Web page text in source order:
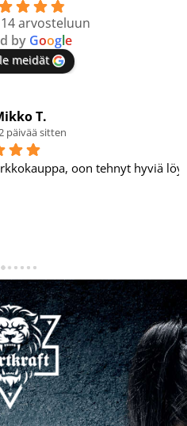
arvosteluun
by Google
meidät
hyviä löytöjä täältä.